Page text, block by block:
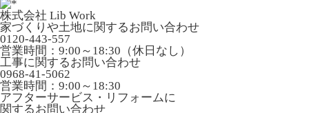
株式会社 Lib Work
家づくりや土地に関するお問い合わせ
0120-443-557
営業時間：9:00～18:30（休日なし）
工事に関するお問い合わせ
0968-41-5062
営業時間：9:00～18:30
アフターサービス・リフォームに
関するお問い合わせ